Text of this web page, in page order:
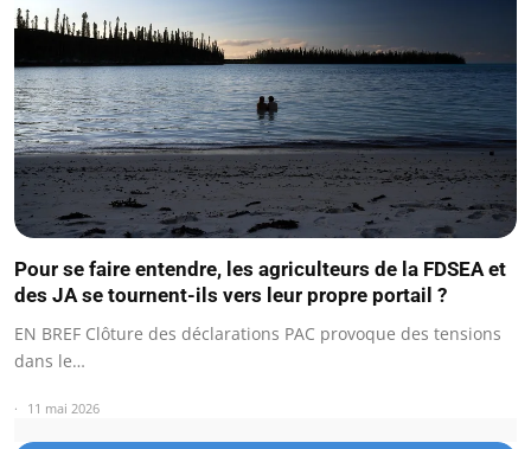
Pour se faire entendre, les agriculteurs de la FDSEA et
des JA se tournent-ils vers leur propre portail ?
EN BREF Clôture des déclarations PAC provoque des tensions
dans le…
11 mai 2026